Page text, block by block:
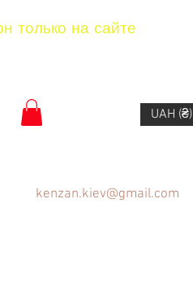
только на сайте
UAH (₴)
kenzan.kiev@gmail.com